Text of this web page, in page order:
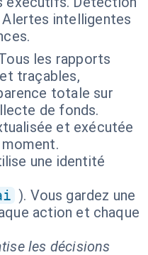
intelligentes
les rapports
traçables,
totale sur
de fonds.
et exécutée
une identité
). Vous gardez une
action et chaque
les décisions